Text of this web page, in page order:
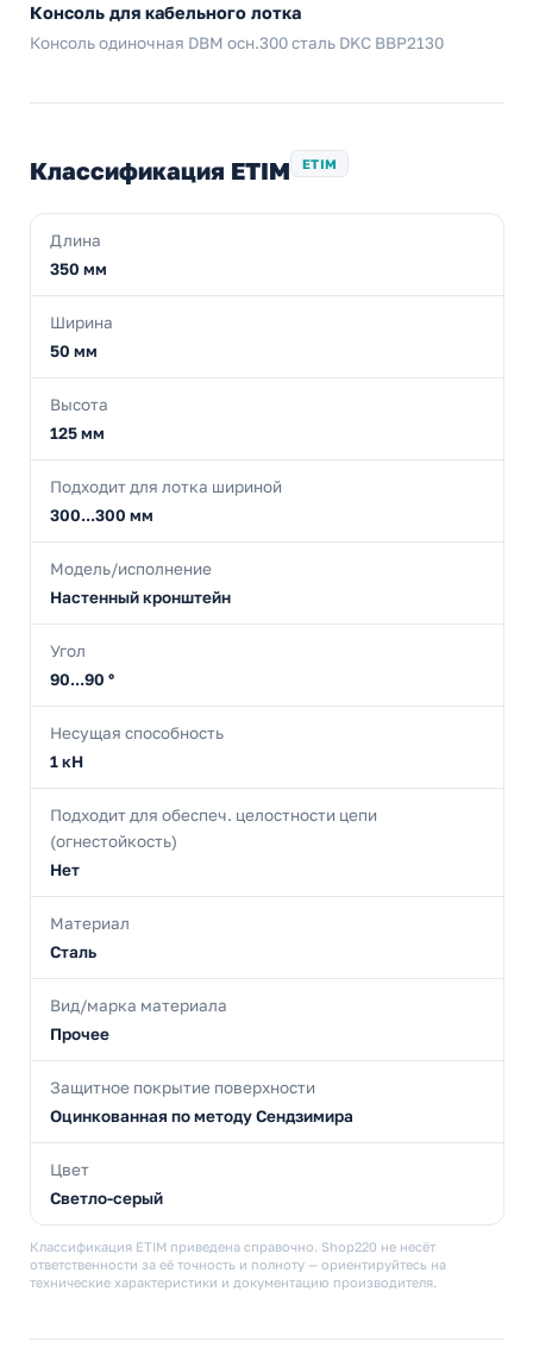
Консоль для кабельного лотка
Консоль одиночная DBM осн.300 сталь DKC BBP2130
Классификация ETIM ETIM
Длина
350 мм
Ширина
50 мм
Высота
125 мм
Подходит для лотка шириной
300...300 мм
Модель/исполнение
Настенный кронштейн
Угол
90...90 °
Несущая способность
1 кН
Подходит для обеспеч. целостности цепи
(огнестойкость)
Нет
Материал
Сталь
Вид/марка материала
Прочее
Защитное покрытие поверхности
Оцинкованная по методу Сендзимира
Цвет
Светло-серый
Классификация ETIM приведена справочно. Shop220 не несёт
ответственности за её точность и полноту — ориентируйтесь на
технические характеристики и документацию производителя.